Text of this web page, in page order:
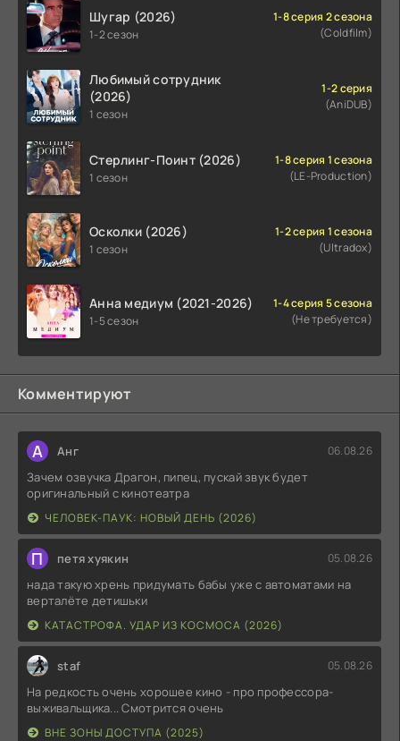
Шугар (2026)
1-2 сезон
1-8 серия 2 сезона
(Coldfilm)
Любимый сотрудник
(2026)
1 сезон
1-2 серия
(AniDUB)
Стерлинг-Поинт (2026)
1 сезон
1-8 серия 1 сезона
(LE-Production)
Осколки (2026)
1 сезон
1-2 серия 1 сезона
(Ultradox)
Анна медиум (2021-2026)
1-5 сезон
1-4 серия 5 сезона
(Не требуется)
Комментируют
А Анг 06.08.26
Зачем озвучка Драгон, пипец, пускай звук будет
оригинальный с кинотеатра
ЧЕЛОВЕК-ПАУК: НОВЫЙ ДЕНЬ (2026)
П петя хуякин 05.08.26
нада такую хрень придумать бабы уже с автоматами на
верталёте детишьки
КАТАСТРОФА. УДАР ИЗ КОСМОСА (2026)
staf 05.08.26
На редкость очень хорошее кино - про профессора-
выживальщика... Смотрится очень
ВНЕ ЗОНЫ ДОСТУПА (2025)